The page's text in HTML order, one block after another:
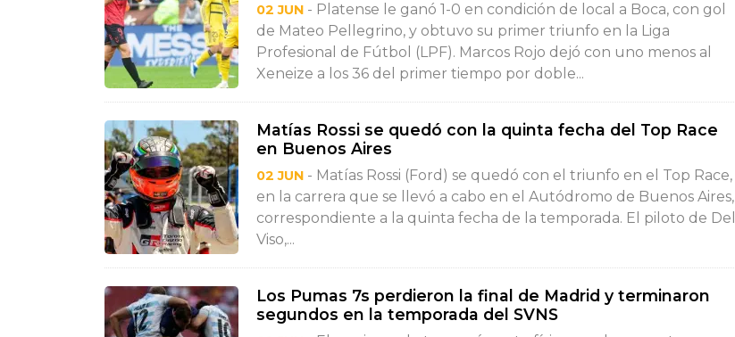
02 JUN - Platense le ganó 1-0 en condición de local a Boca, con gol
de Mateo Pellegrino, y obtuvo su primer triunfo en la Liga
Profesional de Fútbol (LPF). Marcos Rojo dejó con uno menos al
Xeneize a los 36 del primer tiempo por doble...
Matías Rossi se quedó con la quinta fecha del Top Race
en Buenos Aires
02 JUN - Matías Rossi (Ford) se quedó con el triunfo en el Top Race,
en la carrera que se llevó a cabo en el Autódromo de Buenos Aires,
correspondiente a la quinta fecha de la temporada. El piloto de Del
Viso,...
Los Pumas 7s perdieron la final de Madrid y terminaron
segundos en la temporada del SVNS